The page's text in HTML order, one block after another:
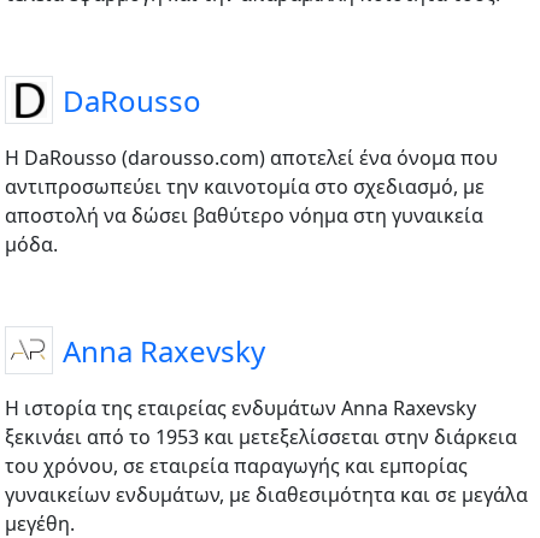
DaRousso
Η DaRousso (darousso.com) αποτελεί ένα όνομα που
αντιπροσωπεύει την καινοτομία στο σχεδιασμό, με
αποστολή να δώσει βαθύτερο νόημα στη γυναικεία
μόδα.
Anna Raxevsky
Η ιστορία της εταιρείας ενδυμάτων Anna Raxevsky
ξεκινάει από το 1953 και μετεξελίσσεται στην διάρκεια
του χρόνου, σε εταιρεία παραγωγής και εμπορίας
γυναικείων ενδυμάτων, με διαθεσιμότητα και σε μεγάλα
μεγέθη.